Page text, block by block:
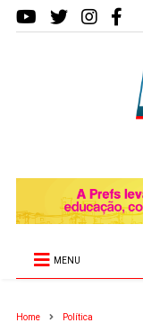
MENU
Home Política